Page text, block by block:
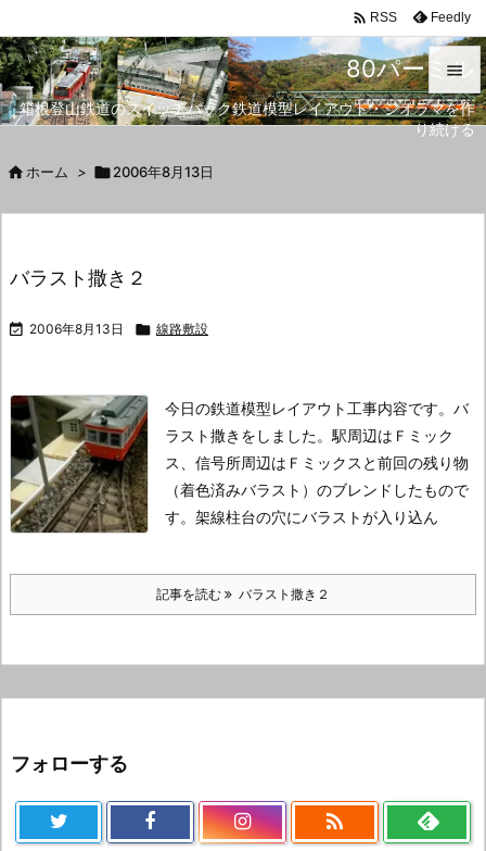
80パーミル
箱根登山鉄道のスイッチバック鉄道模型レイアウト・ジオラマを作
り続ける


メニュ
 RSS Feedly
 ホーム > 2006年8月13日
バラスト撒き２
 2006年8月13日  線路敷設
今日の鉄道模型レイアウト工事内容です。 バ
ラスト撒きをしました。 駅周辺はＦミック
ス、信号所周辺はＦミックスと前回の残り物
（着色済みバラスト）のブレンドしたもので
す。 架線柱台の穴にバラストが入り込ん
記事を読む バラスト撒き２
フォローする
